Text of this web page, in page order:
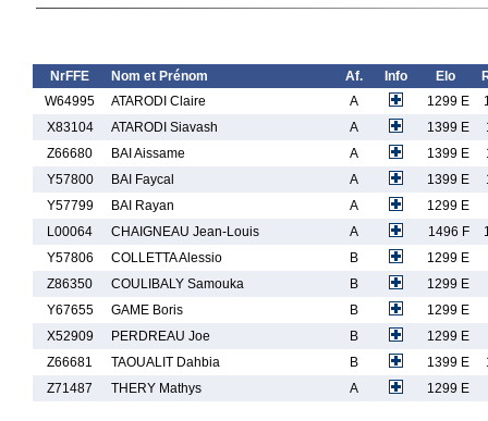
NrFFE Nom et Prénom Af. Info Elo
W64995
ATARODI Claire A 1299 E
X83104
ATARODI Siavash A 1399 E
Z66680
BAI Aissame A 1399 E
Y57800
BAI Faycal A 1399 E
Y57799
BAI Rayan A
1299 E
L00064
CHAIGNEAU Jean-Louis A 1496 F
Y57806
COLLETTA Alessio B
1299 E
Z86350
COULIBALY Samouka B
1299 E
Y67655
GAME Boris B
1299 E
X52909
PERDREAU Joe B
1299 E
Z66681
TAOUALIT Dahbia B 1399 E
Z71487
THERY Mathys A 1299 E